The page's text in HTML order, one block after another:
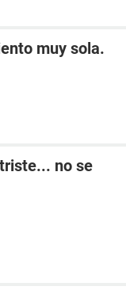
muy sola.
no se